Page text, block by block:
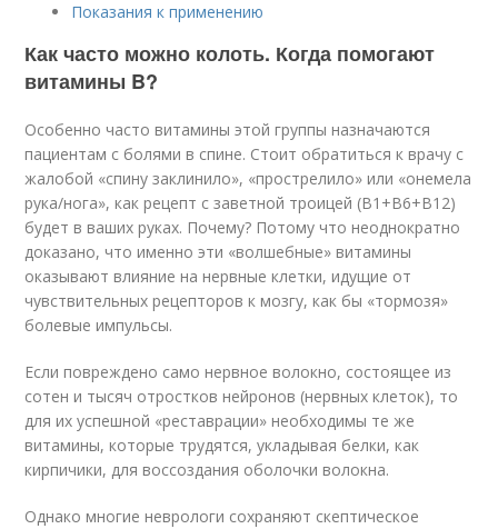
Показания к применению
Как часто можно колоть. Когда помогают
витамины B?
Особенно часто витамины этой группы назначаются
пациентам с болями в спине. Стоит обратиться к врачу с
жалобой «спину заклинило», «прострелило» или «онемела
рука/нога», как рецепт с заветной троицей (В1+В6+В12)
будет в ваших руках. Почему? Потому что неоднократно
доказано, что именно эти «волшебные» витамины
оказывают влияние на нервные клетки, идущие от
чувствительных рецепторов к мозгу, как бы «тормозя»
болевые импульсы.
Если повреждено само нервное волокно, состоящее из
сотен и тысяч отростков нейронов (нервных клеток), то
для их успешной «реставрации» необходимы те же
витамины, которые трудятся, укладывая белки, как
кирпичики, для воссоздания оболочки волокна.
Однако многие неврологи сохраняют скептическое